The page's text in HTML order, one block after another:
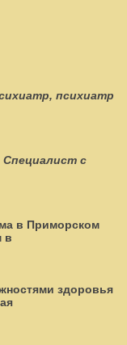
психиатр
Специалист с
в Приморском
в
здоровья